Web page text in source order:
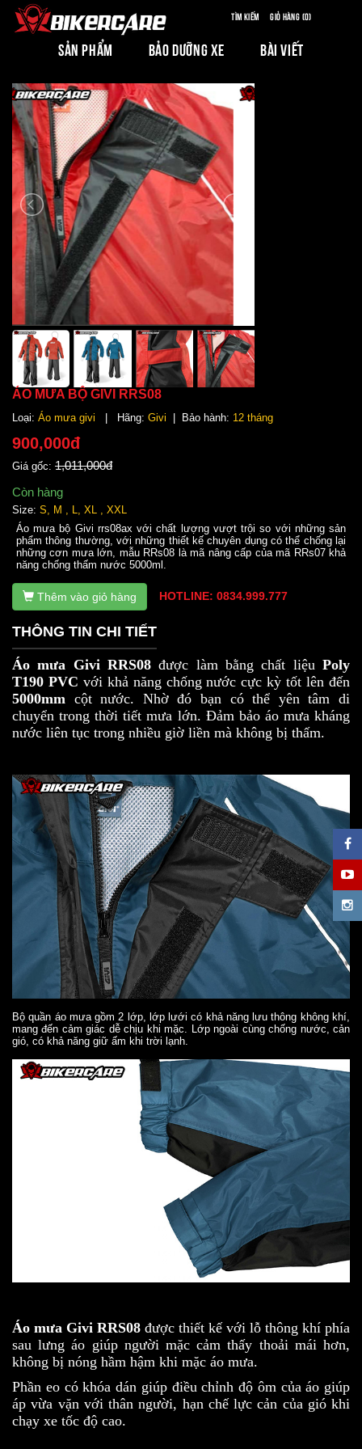
Tìm kiếm Giỏ hàng (0)
SẢN PHẨM BẢO DƯỠNG XE BÀI VIẾT
ÁO MƯA BỘ GIVI RRS08
Loại: Áo mưa givi | Hãng: Givi | Bảo hành: 12 tháng
900,000đ
Giá gốc: 1,011,000đ
Còn hàng
Size: S, M , L, XL , XXL
Áo mưa bộ Givi rrs08ax với chất lượng vượt trội so với những sản
phẩm thông thường, với những thiết kế chuyên dụng có thể chống lại
những cơn mưa lớn, mẫu RRs08 là mã nâng cấp của mã RRs07 khả
năng chống thấm nước 5000ml.
Thêm vào giỏ hàng HOTLINE: 0834.999.777
THÔNG TIN CHI TIẾT
Áo mưa Givi RRS08 được làm bằng chất liệu Poly
T190 PVC với khả năng chống nước cực kỳ tốt lên đến
5000mm cột nước. Nhờ đó bạn có thể yên tâm di
chuyển trong thời tiết mưa lớn. Đảm bảo áo mưa kháng
nước liên tục trong nhiều giờ liền mà không bị thấm.
Bộ quần áo mưa gồm 2 lớp, lớp lưới có khả năng lưu thông không khí,
mang đến cảm giác dễ chịu khi mặc. Lớp ngoài cùng chống nước, cản
gió, có khả năng giữ ấm khi trời lạnh.
Áo mưa Givi RRS08 được thiết kế với lỗ thông khí phía
sau lưng áo giúp người mặc cảm thấy thoải mái hơn,
không bị nóng hầm hậm khi mặc áo mưa.
Phần eo có khóa dán giúp điều chỉnh độ ôm của áo giúp
áp vừa vặn với thân người, hạn chế lực cản của gió khi
chạy xe tốc độ cao.